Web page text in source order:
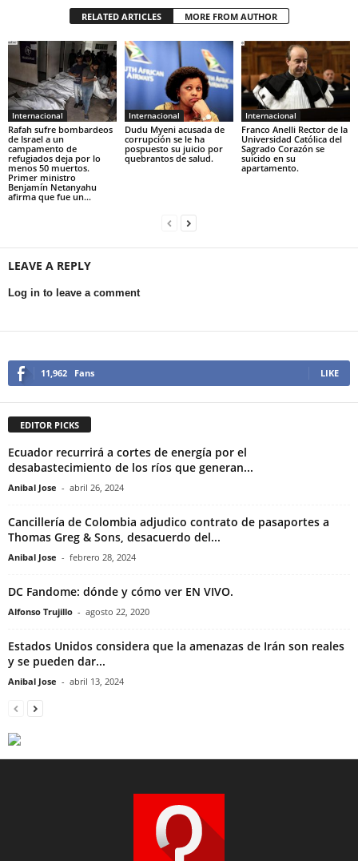
RELATED ARTICLES MORE FROM AUTHOR
Internacional
Rafah sufre bombardeos
de Israel a un
campamento de
refugiados deja por lo
menos 50 muertos.
Primer ministro
Benjamín Netanyahu
afirma que fue un...
Internacional
Dudu Myeni acusada de
corrupción se le ha
pospuesto su juicio por
quebrantos de salud.
Internacional
Franco Anelli Rector de la
Universidad Católica del
Sagrado Corazón se
suicido en su
apartamento.
LEAVE A REPLY
Log in to leave a comment
11,962 Fans LIKE
EDITOR PICKS
Ecuador recurrirá a cortes de energía por el
desabastecimiento de los ríos que generan...
Anibal Jose - abril 26, 2024
Cancillería de Colombia adjudico contrato de pasaportes a
Thomas Greg & Sons, desacuerdo del...
Anibal Jose - febrero 28, 2024
DC Fandome: dónde y cómo ver EN VIVO.
Alfonso Trujillo - agosto 22, 2020
Estados Unidos considera que la amenazas de Irán son reales
y se pueden dar...
Anibal Jose - abril 13, 2024